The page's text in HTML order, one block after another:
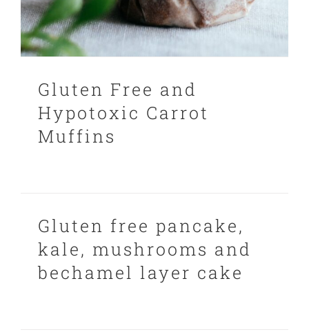
Gluten Free and
Hypotoxic Carrot
Muffins
Gluten free pancake,
kale, mushrooms and
bechamel layer cake